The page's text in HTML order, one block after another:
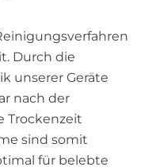
Durch die
unserer Geräte
nach der
Trockenzeit
sind somit
für belebte